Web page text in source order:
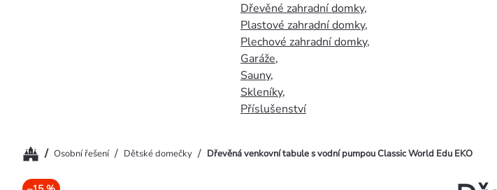
Dřevěné zahradní domky,
Plastové zahradní domky,
Plechové zahradní domky,
Garáže,
Sauny,
Skleníky,
Příslušenství
Domů/ Osobní řešení / Dětské domečky / Dřevěná venkovní tabule s vodní pumpou Classic World Edu EKO